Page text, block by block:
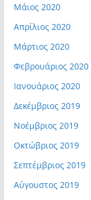
Μάιος 2020
Απρίλιος 2020
Μάρτιος 2020
Φεβρουάριος 2020
Ιανουάριος 2020
Δεκέμβριος 2019
Νοέμβριος 2019
Οκτώβριος 2019
Σεπτέμβριος 2019
Αύγουστος 2019